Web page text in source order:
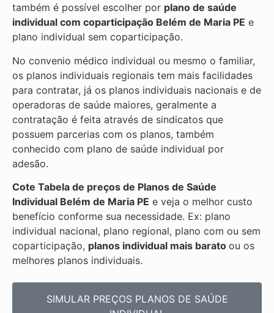
também é possível escolher por plano de saúde
individual com coparticipação Belém de Maria PE e
plano individual sem coparticipação.
No convenio médico individual ou mesmo o familiar,
os planos individuais regionais tem mais facilidades
para contratar, já os planos individuais nacionais e de
operadoras de saúde maiores, geralmente a
contratação é feita através de sindicatos que
possuem parcerias com os planos, também
conhecido com plano de saúde individual por
adesão.
Cote Tabela de preços de Planos de Saúde
Individual Belém de Maria PE e veja o melhor custo
benefício conforme sua necessidade. Ex: plano
individual nacional, plano regional, plano com ou sem
coparticipação, planos individual mais barato ou os
melhores planos individuais.
SIMULAR PREÇOS PLANOS DE SAÚDE